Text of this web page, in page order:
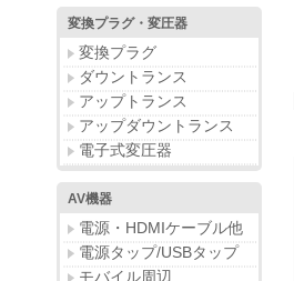
変換プラグ・変圧器
変換プラグ
ダウントランス
アップトランス
アップダウントランス
電子式変圧器
AV機器
電源・HDMIケーブル他
電源タップ/USBタップ
モバイル周辺